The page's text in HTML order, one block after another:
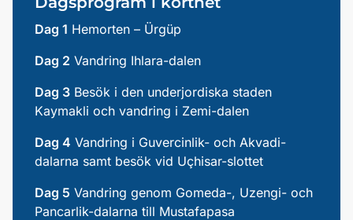
Dag 1 Hemorten – Ürgüp
Dag 2 Vandring Ihlara-dalen
Dag 3 Besök i den underjordiska staden
Kaymakli och vandring i Zemi-dalen
Dag 4 Vandring i Guvercinlik- och Akvadi-
dalarna samt besök vid Uçhisar-slottet
Dag 5 Vandring genom Gomeda-, Uzengi- och
Pancarlik-dalarna till Mustafapasa